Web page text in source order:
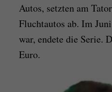
Autos, setzten am
Fluchtautos ab. Im
war, endete die Serie.
Euro.